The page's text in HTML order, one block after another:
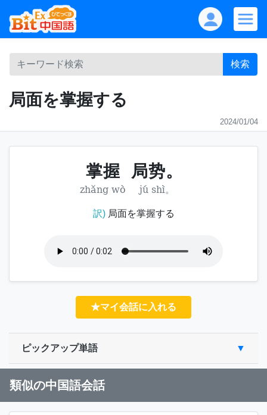
検索
局面を掌握する
2024/01/04
掌握 局势。
zhǎng wò jú shì。
訳)局面を掌握する
★マイ会話に入れる
ピックアップ単語
類似の中国語会話